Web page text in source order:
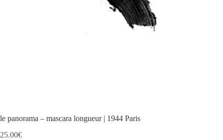
le panorama – mascara longueur | 1944 Paris
25.00€